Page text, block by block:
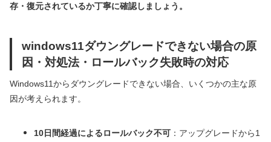
存・復元されているか丁寧に確認しましょう。
windows11ダウングレードできない場合の原
因・対処法・ロールバック失敗時の対応
Windows11からダウングレードできない場合、いくつかの主な原
因が考えられます。
10日間経過によるロールバック不可 ：アップグレードから1